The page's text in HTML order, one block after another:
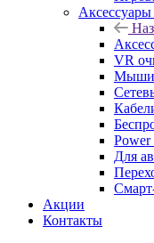
Аксессуары
VR
Мыши
Power
Для
Акции
Контакты